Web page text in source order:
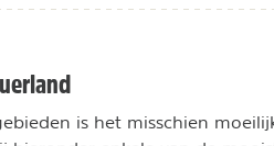
is het misschien